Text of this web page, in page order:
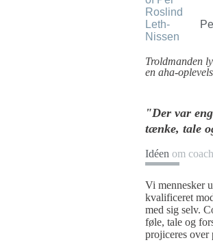
Troldmanden
en aha-
"Der var
tænke, tale
Idéen om
Vi mennesker
kvalificeret
med sig selv.
føle, tale og
projiceres